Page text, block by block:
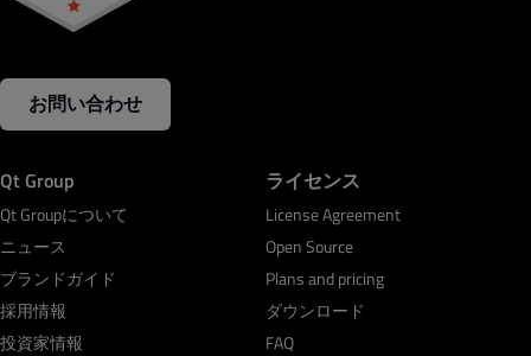
お問い合わせ
Qt Group
Qt Groupについて
ニュース
ブランドガイド
採用情報
投資家情報
ライセンス
License Agreement
Open Source
Plans and pricing
ダウンロード
FAQ